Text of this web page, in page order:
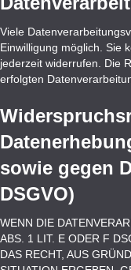
Viele
Einwilligung möglich. Sie
jederzeit widerrufen. Die
erfolgten
sowie gegen
DSGVO)
WENN DIE
ABS. 1 LIT. E ODER F
DAS RECHT, AUS